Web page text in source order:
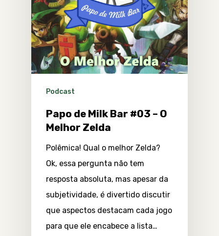
Podcast
Papo de Milk Bar #03 – O
Melhor Zelda
Polêmica! Qual o melhor Zelda?
Ok, essa pergunta não tem
resposta absoluta, mas apesar da
subjetividade, é divertido discutir
que aspectos destacam cada jogo
para que ele encabece a lista…